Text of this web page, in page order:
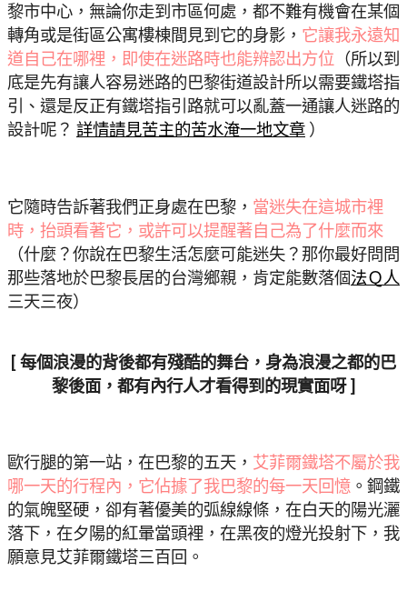
黎市中心，無論你走到市區何處，都不難有機會在某個
轉角或是街區公寓樓棟間見到它的身影， 它讓我永遠知
道自己在哪裡，即使在迷路時也能辨認出方位 （所以到
底是先有讓人容易迷路的巴黎街道設計所以需要鐵塔指
引、還是反正有鐵塔指引路就可以亂蓋一通讓人迷路的
設計呢？ 詳情請見苦主的苦水淹一地文章 ）
它隨時告訴著我們正身處在巴黎， 當迷失在這城市裡
時，抬頭看著它，或許可以提醒著自己為了什麼而來
（什麼？你說在巴黎生活怎麼可能迷失？那你最好問問
那些落地於巴黎長居的台灣鄉親，肯定能數落個法Ｑ人
三天三夜）
[ 每個浪漫的背後都有殘酷的舞台，身為浪漫之都的巴
黎後面，都有內行人才看得到的現實面呀 ]
歐行腿的第一站，在巴黎的五天， 艾菲爾鐵塔不屬於我
哪一天的行程內，它佔據了我巴黎的每一天回憶 。鋼鐵
的氣魄堅硬，卻有著優美的弧線線條，在白天的陽光灑
落下，在夕陽的紅暈當頭裡，在黑夜的燈光投射下，我
願意見艾菲爾鐵塔三百回。